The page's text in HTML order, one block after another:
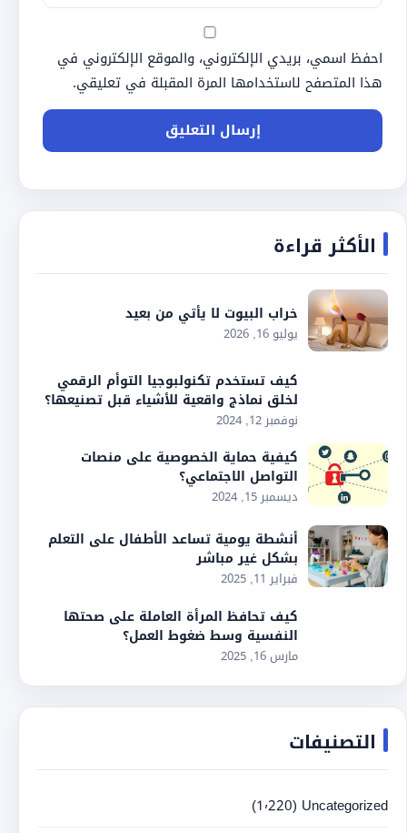
احفظ اسمي، بريدي الإلكتروني، والموقع الإلكتروني في
هذا المتصفح لاستخدامها المرة المقبلة في تعليقي.
الأكثر قراءة
خراب البيوت لا يأتي من بعيد
يوليو 16, 2026
كيف تستخدم تكنولبوجيا التوأم الرقمي
لخلق نماذج واقعية للأشياء قبل تصنيعها؟
نوفمبر 12, 2024
كيفية حماية الخصوصية على منصات
التواصل الاجتماعي؟
ديسمبر 15, 2024
أنشطة يومية تساعد الأطفال على التعلم
بشكل غير مباشر
فبراير 11, 2025
كيف تحافظ المرأة العاملة على صحتها
النفسية وسط ضغوط العمل؟
مارس 16, 2025
التصنيفات
Uncategorized (1٬220)